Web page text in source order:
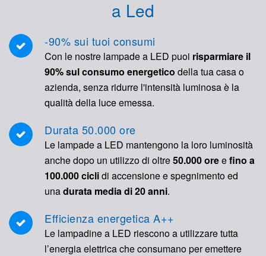
a Led
-90% sui tuoi consumi
Con le nostre lampade a LED puoi risparmiare il
90% sul consumo energetico della tua casa o
azienda, senza ridurre l'intensità luminosa è la
qualità della luce emessa.
Durata 50.000 ore
Le lampade a LED mantengono la loro luminosità
anche dopo un utilizzo di oltre50.000 oreefino a
100.000 ciclidi accensione e spegnimento ed
unadurata media di 20 anni.
Efficienza energetica A++
Le lampadine a LED riescono a utilizzare tutta
l’energia elettrica che consumano per emettere